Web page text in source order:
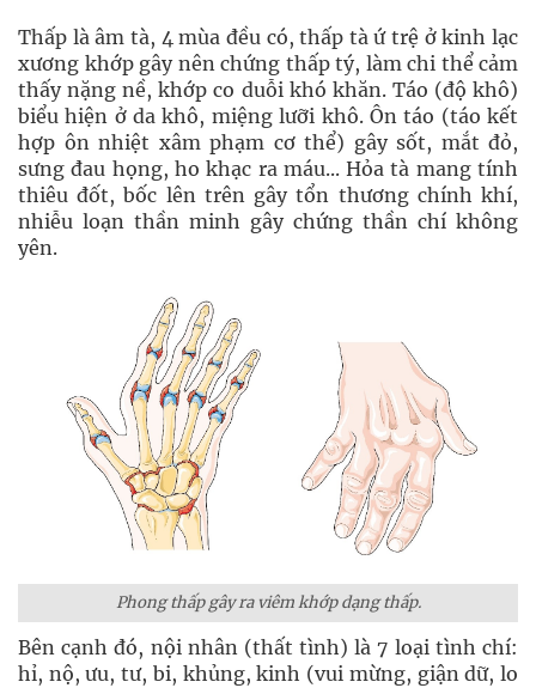
Thấp là âm tà, 4 mùa đều có, thấp tà ứ trệ ở kinh lạc
xương khớp gây nên chứng thấp tý, làm chi thể cảm
thấy nặng nề, khớp co duỗi khó khăn. Táo (độ khô)
biểu hiện ở da khô, miệng lưỡi khô. Ôn táo (táo kết
hợp ôn nhiệt xâm phạm cơ thể) gây sốt, mắt đỏ,
sưng đau họng, ho khạc ra máu... Hỏa tà mang tính
thiêu đốt, bốc lên trên gây tổn thương chính khí,
nhiễu loạn thần minh gây chứng thần chí không
yên.
Phong thấp gây ra viêm khớp dạng thấp.
Bên cạnh đó, nội nhân (thất tình) là 7 loại tình chí:
hỉ, nộ, ưu, tư, bi, khủng, kinh (vui mừng, giận dữ, lo